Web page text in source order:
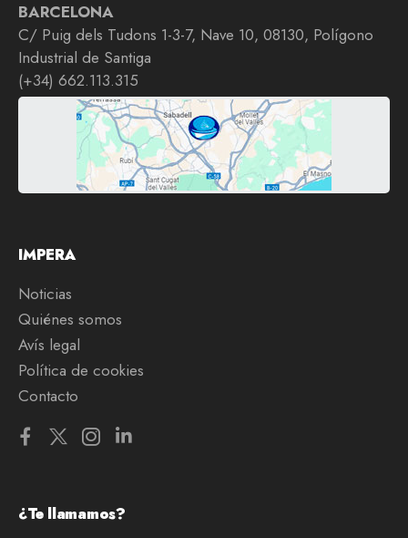
BARCELONA
C/ Puig dels Tudons 1-3-7, Nave 10, 08130, Polígono
Industrial de Santiga
(+34) 662.113.315
IMPERA
Noticias
Quiénes somos
Avís legal
Política de cookies
Contacto
¿Te llamamos?